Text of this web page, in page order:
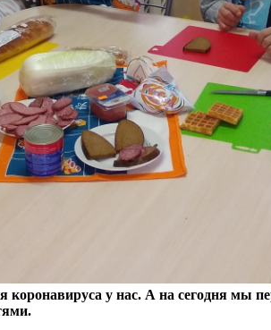
у нас. А на сегодня мы